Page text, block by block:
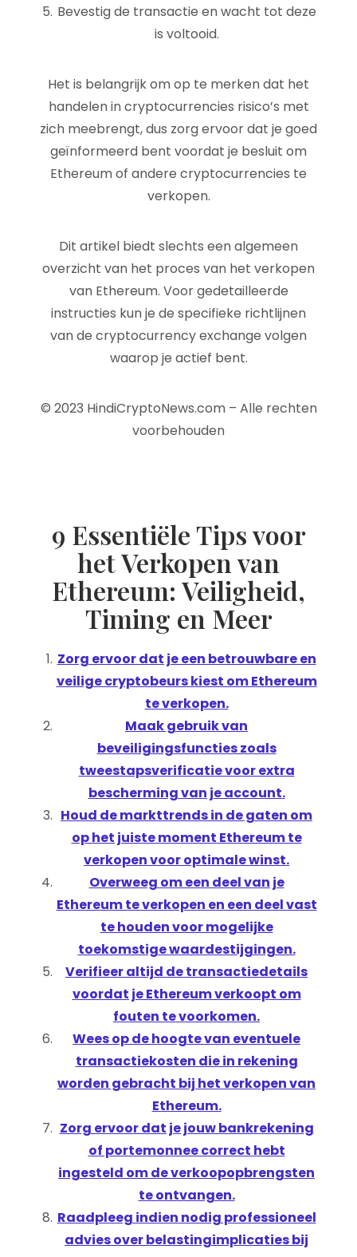
Bevestig de transactie en wacht tot deze
is voltooid.
Het is belangrijk om op te merken dat het
handelen in cryptocurrencies risico’s met
zich meebrengt, dus zorg ervoor dat je goed
geïnformeerd bent voordat je besluit om
Ethereum of andere cryptocurrencies te
verkopen.
Dit artikel biedt slechts een algemeen
overzicht van het proces van het verkopen
van Ethereum. Voor gedetailleerde
instructies kun je de specifieke richtlijnen
van de cryptocurrency exchange volgen
waarop je actief bent.
© 2023 HindiCryptoNews.com – Alle rechten
voorbehouden
9 Essentiële Tips voor
het Verkopen van
Ethereum: Veiligheid,
Timing en Meer
Zorg ervoor dat je een betrouwbare en
veilige cryptobeurs kiest om Ethereum
te verkopen.
Maak gebruik van
beveiligingsfuncties zoals
tweestapsverificatie voor extra
bescherming van je account.
Houd de markttrends in de gaten om
op het juiste moment Ethereum te
verkopen voor optimale winst.
Overweeg om een deel van je
Ethereum te verkopen en een deel vast
te houden voor mogelijke
toekomstige waardestijgingen.
Verifieer altijd de transactiedetails
voordat je Ethereum verkoopt om
fouten te voorkomen.
Wees op de hoogte van eventuele
transactiekosten die in rekening
worden gebracht bij het verkopen van
Ethereum.
Zorg ervoor dat je jouw bankrekening
of portemonnee correct hebt
ingesteld om de verkoopopbrengsten
te ontvangen.
Raadpleeg indien nodig professioneel
advies over belastingimplicaties bij